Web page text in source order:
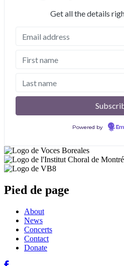
Get all the details
Powered by
Pied de page
About
News
Concerts
Contact
Donate